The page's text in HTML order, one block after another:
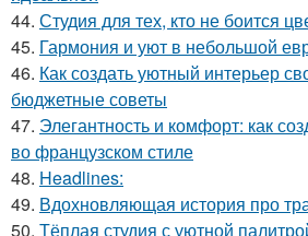
44. Студия для тех, кто не боится
45. Гармония и уют в небольшой
46. Как создать уютный интерьер
бюджетные советы
47. Элегантность и комфорт: как
во французском стиле
48. Headlines:
49. Вдохновляющая история про
50. Тёплая студия с уютной